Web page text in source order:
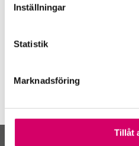
Inställningar
Statistik
Marknadsföring
Tillåt
Öppet brev till
Framtidsutsikter i